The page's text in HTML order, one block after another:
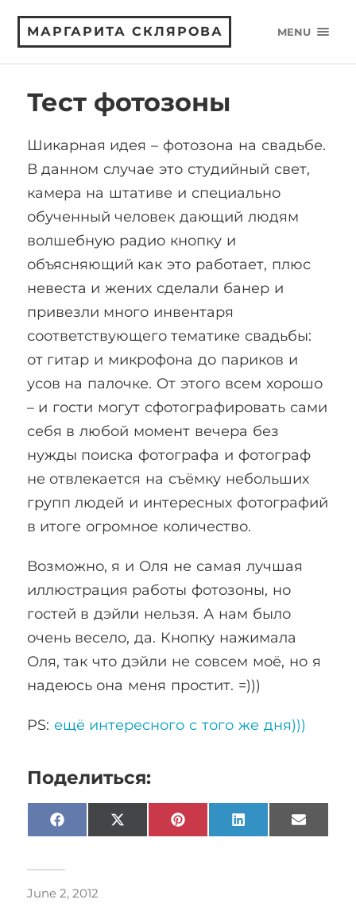
МАРГАРИТА СКЛЯРОВА MENU
Тест фотозоны
Шикарная идея – фотозона на свадьбе.
В данном случае это студийный свет,
камера на штативе и специально
обученный человек дающий людям
волшебную радио кнопку и
объясняющий как это работает, плюс
невеста и жених сделали банер и
привезли много инвентаря
соответствующего тематике свадьбы:
от гитар и микрофона до париков и
усов на палочке. От этого всем хорошо
– и гости могут сфотографировать сами
себя в любой момент вечера без
нужды поиска фотографа и фотограф
не отвлекается на съёмку небольших
групп людей и интересных фотографий
в итоге огромное количество.
Возможно, я и Оля не самая лучшая
иллюстрация работы фотозоны, но
гостей в дэйли нельзя. А нам было
очень весело, да. Кнопку нажимала
Оля, так что дэйли не совсем моё, но я
надеюсь она меня простит. =)))
PS: ещё интересного с того же дня)))
Поделиться:
Facebook X
(Twitter)
Pinterest LinkedIn Email
June 2, 2012